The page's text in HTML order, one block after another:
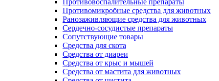
Противовоспалительные препараты
Противомикробные средства для животных
Ранозаживляющие средства для животных
Сердечно-сосудистые препараты
Сопутствующие товары
Средства для скота
Средства от диареи
Средства от крыс и мышей
Средства от мастита для животных